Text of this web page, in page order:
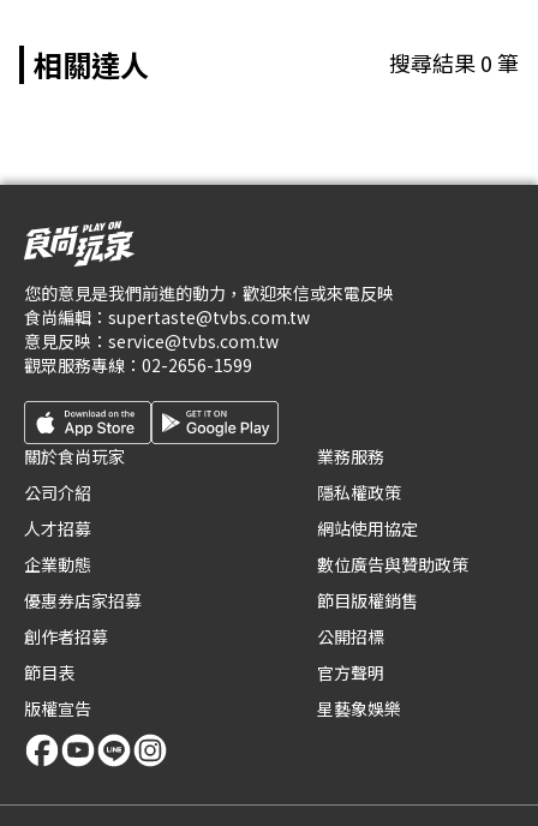
相關達人 搜尋結果0筆
您的意見是我們前進的動力，歡迎來信或來電反映
食尚編輯： supertaste@tvbs.com.tw
意見反映： service@tvbs.com.tw
觀眾服務專線： 02-2656-1599
關於食尚玩家
公司介紹
人才招募
企業動態
優惠券店家招募
創作者招募
節目表
版權宣告
業務服務
隱私權政策
網站使用協定
數位廣告與贊助政策
節目版權銷售
公開招標
官方聲明
星藝象娛樂